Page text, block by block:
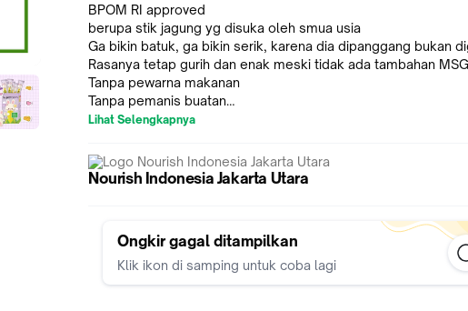
BPOM RI approved
berupa stik jagung yg disuka oleh smua usia
Ga bikin batuk, ga bikin serik, karena dia dipanggang bukan
Rasanya tetap gurih dan enak meski tidak ada tambahan MSG
Tanpa pewarna makanan
Tanpa pemanis buatan
Dikemas 2 stik tiap bungkus, untuk menjaga makanan tetap
Lihat Selengkapnya
Nourish Indonesia Jakarta Utara
Ongkir gagal ditampilkan
Klik ikon di samping untuk coba lagi